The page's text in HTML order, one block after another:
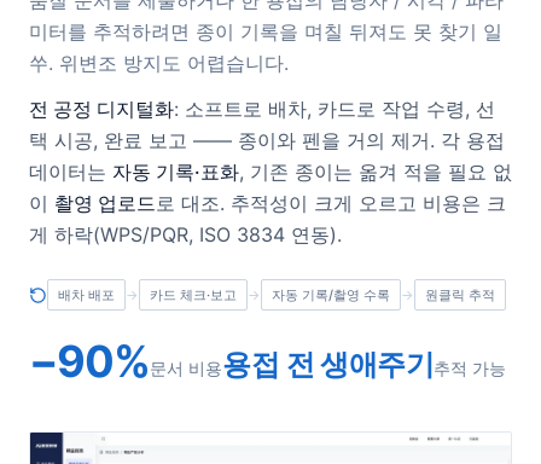
미터를 추적하려면 종이 기록을 며칠 뒤져도 못 찾기 일
쑤. 위변조 방지도 어렵습니다.
전 공정 디지털화: 소프트로 배차, 카드로 작업 수령, 선
택 시공, 완료 보고 —— 종이와 펜을 거의 제거. 각 용접
데이터는 자동 기록·표화, 기존 종이는 옮겨 적을 필요 없
이 촬영 업로드로 대조. 추적성이 크게 오르고 비용은 크
게 하락(WPS/PQR, ISO 3834 연동).
배차 배포 → 카드 체크·보고 → 자동 기록/촬영 수록 → 원클릭 추적
−90%문서 비용용접 전 생애주기 추적 가능